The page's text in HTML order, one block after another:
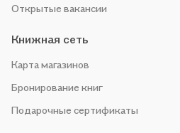
Открытые вакансии
Книжная сеть
Карта магазинов
Бронирование книг
Подарочные сертификаты